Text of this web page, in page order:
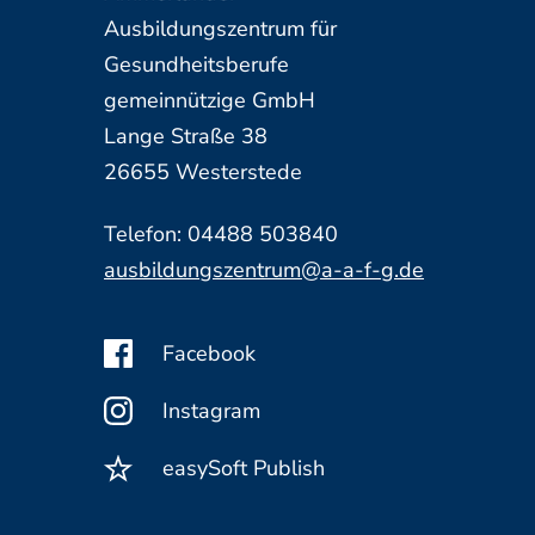
Ausbildungszentrum für
Gesundheitsberufe
gemeinnützige GmbH
Lange Straße 38
26655 Westerstede
Telefon: 04488 503840
ausbildungszentrum@a-a-f-g.de
Facebook
Instagram
easySoft Publish